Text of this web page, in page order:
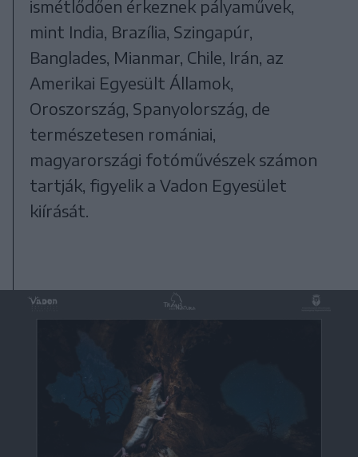
ismétlődően érkeznek pályaművek,
mint India, Brazília, Szingapúr,
Banglades, Mianmar, Chile, Irán, az
Amerikai Egyesült Államok,
Oroszország, Spanyolország, de
természetesen romániai,
magyarországi fotóművészek számon
tartják, figyelik a Vadon Egyesület
kiírását.